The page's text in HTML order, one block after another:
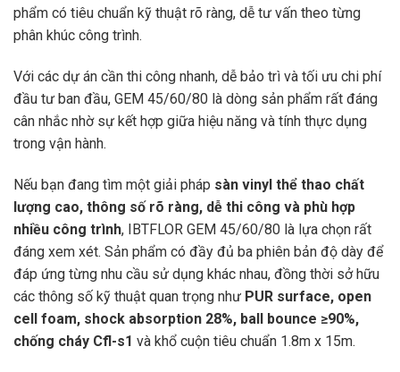
phẩm có tiêu chuẩn kỹ thuật rõ ràng, dễ tư vấn theo từng
phân khúc công trình.
Với các dự án cần thi công nhanh, dễ bảo trì và tối ưu chi phí
đầu tư ban đầu, GEM 45/60/80 là dòng sản phẩm rất đáng
cân nhắc nhờ sự kết hợp giữa hiệu năng và tính thực dụng
trong vận hành.
Nếu bạn đang tìm một giải pháp sàn vinyl thể thao chất
lượng cao, thông số rõ ràng, dễ thi công và phù hợp
nhiều công trình, IBTFLOR GEM 45/60/80 là lựa chọn rất
đáng xem xét. Sản phẩm có đầy đủ ba phiên bản độ dày để
đáp ứng từng nhu cầu sử dụng khác nhau, đồng thời sở hữu
các thông số kỹ thuật quan trọng như PUR surface, open
cell foam, shock absorption 28%, ball bounce ≥90%,
chống cháy Cfl-s1 và khổ cuộn tiêu chuẩn 1.8m x 15m.